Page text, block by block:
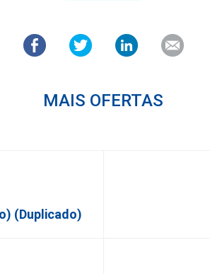
MAIS OFERTAS
(Duplicado)